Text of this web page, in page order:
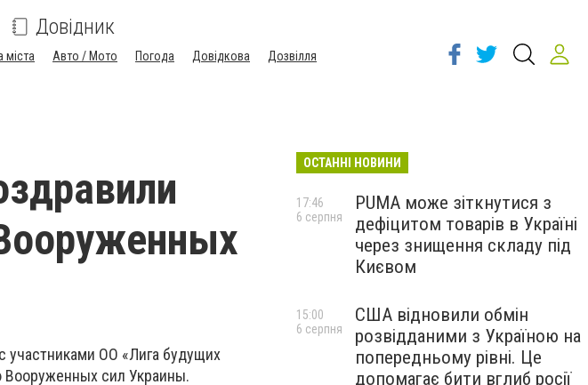
Довідник
міста Авто / Мото Погода Довідкова
Дозвілля
ОО «Лига будущих
Вооруженных сил Украины.
ОСТАННІ НОВИНИ
PUMA може зіткнутися з
дефіцитом товарів в Україні
через знищення складу під
Києвом
17:46
6 серпня
США відновили обмін
розвідданими з Україною на
попередньому рівні. Це
допомагає бити вглиб росії
15:00
6 серпня